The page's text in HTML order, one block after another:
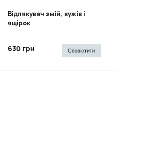
Відлякувач змій, вужів і
ящірок
630 грн Сповістити